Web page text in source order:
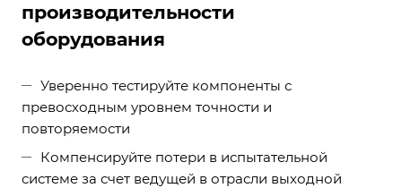
производительности
оборудования
Уверенно тестируйте компоненты с
превосходным уровнем точности и
повторяемости
Компенсируйте потери в испытательной
системе за счет ведущей в отрасли выходной